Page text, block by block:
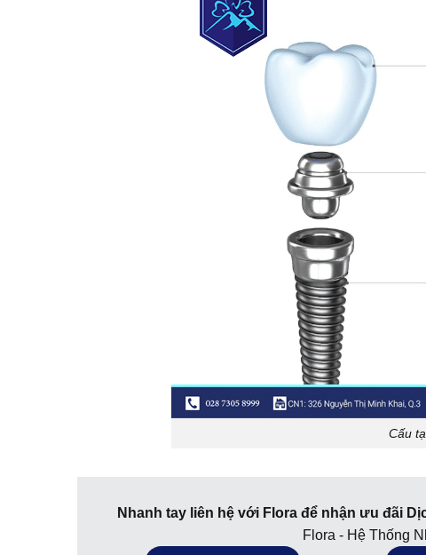
Cấu
Nhanh tay liên hệ với Flora để nhận ưu đãi
Flora - Hệ Thống